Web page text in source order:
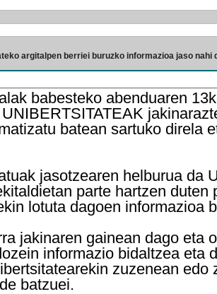
argitalpen berriei buruzko informazioa jaso nahi
babesteko abenduaren
batean sartuko direla
jasotzearen helburua da
parte hartzen
lotuta dagoen informazioa
jakinaren gainean dago eta
informazio bidaltzea eta
zuzenean
batzuei.